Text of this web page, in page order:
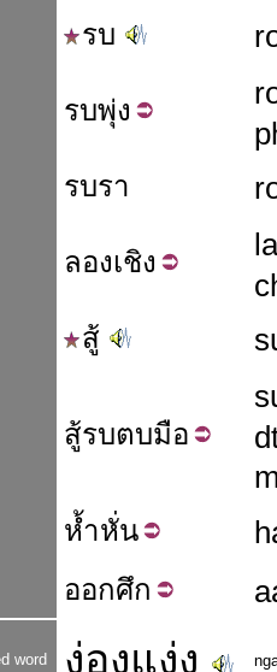
รบ
รบพุ่ง
รบรา
ลองเชิง
สู้
สู้รบตบมือ
ห้ำหั่น
ออกศึก
word ง่องแง่ง